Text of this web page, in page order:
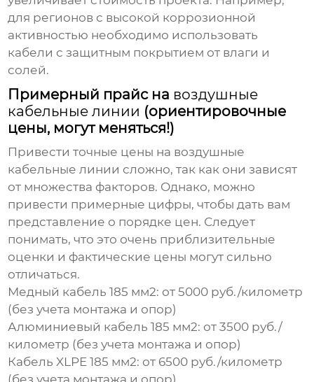
для регионов с высокой коррозионной
активностью необходимо использовать
кабели с защитным покрытием от влаги и
солей.
Примерный прайс на воздушные
кабельные линии (ориентировочные
цены, могут меняться!)
Привести точные цены на воздушные
кабельные линии сложно, так как они зависят
от множества факторов. Однако, можно
привести примерные цифры, чтобы дать вам
представление о порядке цен. Следует
понимать, что это очень приблизительные
оценки и фактические цены могут сильно
отличаться.
Медный кабель 185 мм2: от 5000 руб./километр
(без учета монтажа и опор)
Алюминиевый кабель 185 мм2: от 3500 руб./
километр (без учета монтажа и опор)
Кабель XLPE 185 мм2: от 6500 руб./километр